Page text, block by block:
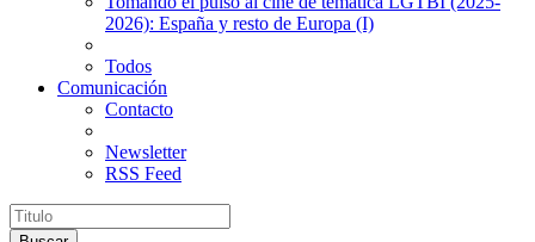
2026): España y resto de Europa (I)
Todos
Comunicación
Contacto
Newsletter
RSS Feed